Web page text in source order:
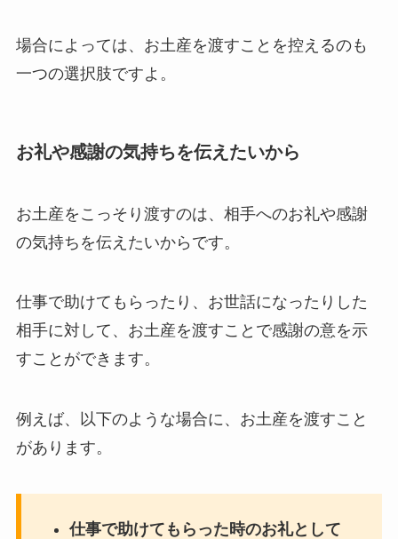
場合によっては、お土産を渡すことを控えるのも
一つの選択肢ですよ。
お礼や感謝の気持ちを伝えたいから
お土産をこっそり渡すのは、相手へのお礼や感謝
の気持ちを伝えたいからです。
仕事で助けてもらったり、お世話になったりした
相手に対して、お土産を渡すことで感謝の意を示
すことができます。
例えば、以下のような場合に、お土産を渡すこと
があります。
仕事で助けてもらった時のお礼として